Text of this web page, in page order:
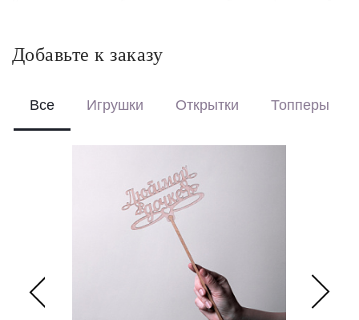
Перевяжем лентой – идеальный минималистичный вариант
Добавьте к заказу
Все Игрушки Открытки Топперы